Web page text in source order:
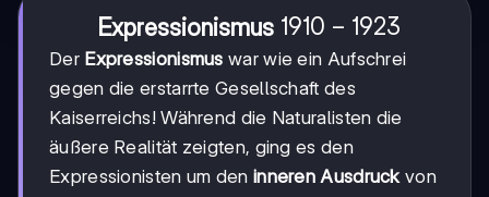
Expressionismus 1910-
1923
1910 − 1923
Der Expressionismus war wie ein Aufschrei
gegen die erstarrte Gesellschaft des
Kaiserreichs! Während die Naturalisten die
äußere Realität zeigten, ging es den
Expressionisten um den inneren Ausdruckvon